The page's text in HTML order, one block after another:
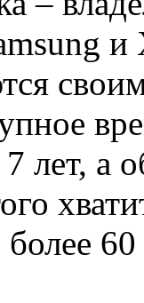
лет, а
более